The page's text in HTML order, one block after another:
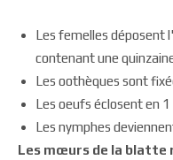
Les femelles déposent
contenant une
Les oothèques sont
Les oeufs éclosent en 1
Les nymphes
Les mœurs de la blatte